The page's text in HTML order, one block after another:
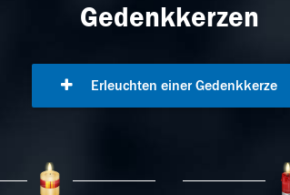
Gedenkkerzen
Erleuchten einer Gedenkkerze